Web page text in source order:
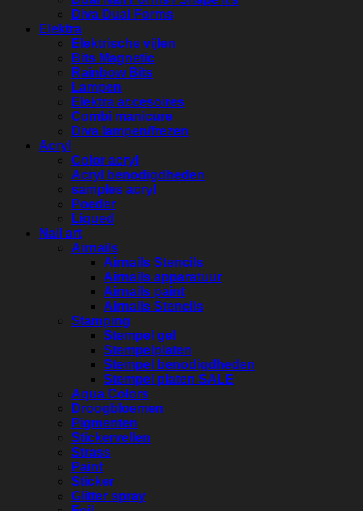
Diva Dual Forms
Elektra
Elektrische vijlen
Bits Magnetic
Rainbow Bits
Lampen
Elektra accesoires
Combi manicure
Diva lampen/frezen
Acryl
Color acryl
Acryl benodigdheden
samples acryl
Poeder
Liqued
Nail art
Airnails
Airnails Stencils
Airnails apparatuur
Airnails paint
Airnails Stencils
Stamping
Stempel gel
Stempelplaten
Stempel benodigdheden
Stempel platen SALE
Aqua Colors
Droogbloemen
Pigmenten
Stickervellen
Strass
Paint
Sticker
Glitter spray